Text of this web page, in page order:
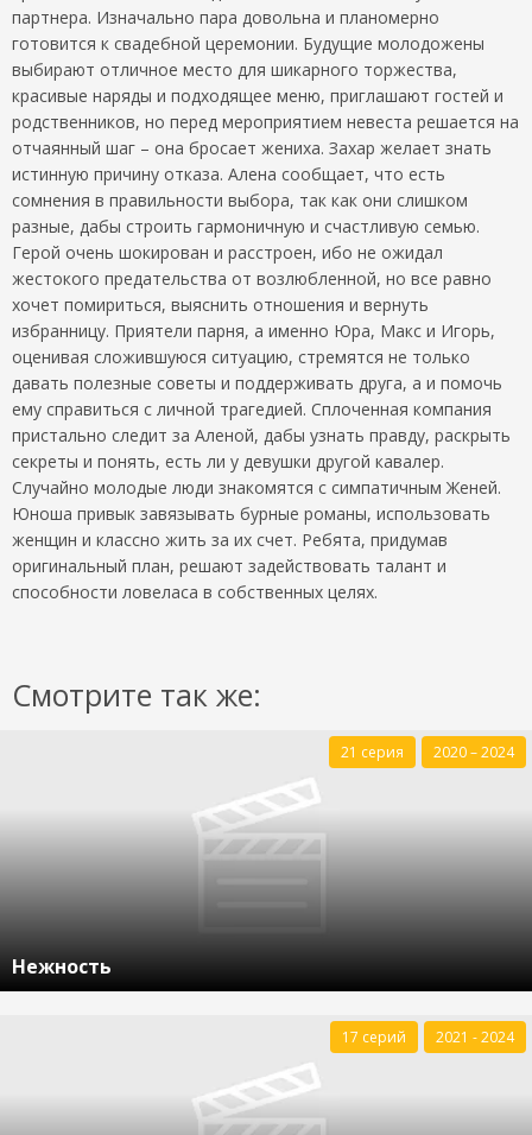
партнера. Изначально пара довольна и планомерно
готовится к свадебной церемонии. Будущие молодожены
выбирают отличное место для шикарного торжества,
красивые наряды и подходящее меню, приглашают гостей и
родственников, но перед мероприятием невеста решается на
отчаянный шаг – она бросает жениха. Захар желает знать
истинную причину отказа. Алена сообщает, что есть
сомнения в правильности выбора, так как они слишком
разные, дабы строить гармоничную и счастливую семью.
Герой очень шокирован и расстроен, ибо не ожидал
жестокого предательства от возлюбленной, но все равно
хочет помириться, выяснить отношения и вернуть
избранницу. Приятели парня, а именно Юра, Макс и Игорь,
оценивая сложившуюся ситуацию, стремятся не только
давать полезные советы и поддерживать друга, а и помочь
ему справиться с личной трагедией. Сплоченная компания
пристально следит за Аленой, дабы узнать правду, раскрыть
секреты и понять, есть ли у девушки другой кавалер.
Случайно молодые люди знакомятся с симпатичным Женей.
Юноша привык завязывать бурные романы, использовать
женщин и классно жить за их счет. Ребята, придумав
оригинальный план, решают задействовать талант и
способности ловеласа в собственных целях.
Смотрите так же:
Нежность
21 серия 2020 – 2024
17 серий 2021 - 2024